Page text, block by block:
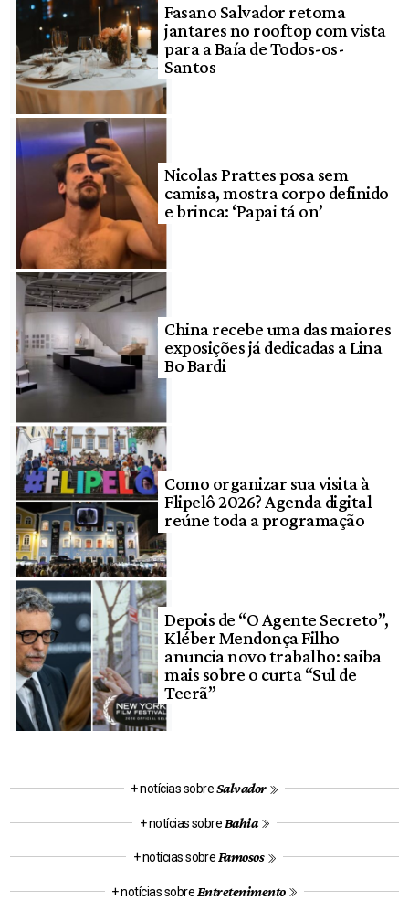
Fasano Salvador retoma
jantares no rooftop com vista
para a Baía de Todos-os-
Santos
Nicolas Prattes posa sem
camisa, mostra corpo definido
e brinca: ‘Papai tá on’
China recebe uma das maiores
exposições já dedicadas a Lina
Bo Bardi
Como organizar sua visita à
Flipelô 2026? Agenda digital
reúne toda a programação
Depois de “O Agente Secreto”,
Kléber Mendonça Filho
anuncia novo trabalho: saiba
mais sobre o curta “Sul de
Teerã”
+ notícias sobreSalvador
+ notícias sobre Bahia
+ notícias sobre Famosos
+ notícias sobre Entretenimento